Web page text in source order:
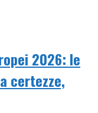
2026: le
certezze,